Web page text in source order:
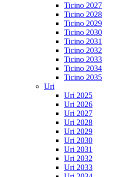
Ticino 2027
Ticino 2028
Ticino 2029
Ticino 2030
Ticino 2031
Ticino 2032
Ticino 2033
Ticino 2034
Ticino 2035
Uri
Uri 2025
Uri 2026
Uri 2027
Uri 2028
Uri 2029
Uri 2030
Uri 2031
Uri 2032
Uri 2033